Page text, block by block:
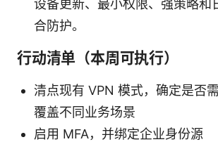
设备更新、最小权限、强策略和
合防护。
行动清单（本周可执行）
清点现有 VPN 模式，确定是否
覆盖不同业务场景
启用 MFA，并绑定企业身份源